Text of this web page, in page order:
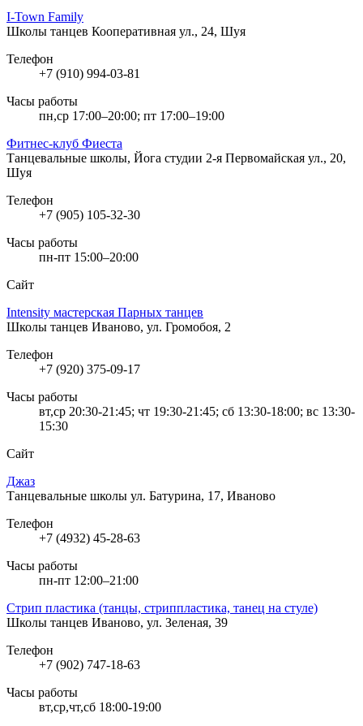
I-Town Family
Школы танцев Кооперативная ул., 24, Шуя
Телефон
+7 (910) 994-03-81
Часы работы
пн,ср 17:00–20:00; пт 17:00–19:00
Фитнес-клуб Фиеста
Танцевальные школы, Йога студии 2-я Первомайская ул., 20,
Шуя
Телефон
+7 (905) 105-32-30
Часы работы
пн-пт 15:00–20:00
Сайт
Intensity мастерская Парных танцев
Школы танцев Иваново, ул. Громобоя, 2
Телефон
+7 (920) 375-09-17
Часы работы
вт,ср 20:30-21:45; чт 19:30-21:45; сб 13:30-18:00; вс 13:30-
15:30
Сайт
Джаз
Танцевальные школы ул. Батурина, 17, Иваново
Телефон
+7 (4932) 45-28-63
Часы работы
пн-пт 12:00–21:00
Стрип пластика (танцы, стриппластика, танец на стуле)
Школы танцев Иваново, ул. Зеленая, 39
Телефон
+7 (902) 747-18-63
Часы работы
вт,ср,чт,сб 18:00-19:00